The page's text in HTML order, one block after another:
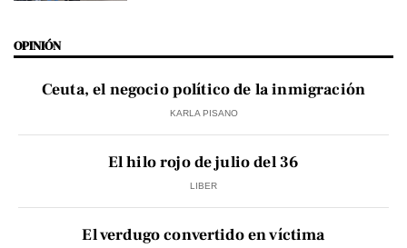
OPINIÓN
Ceuta, el negocio político de la inmigración
KARLA PISANO
El hilo rojo de julio del 36
LIBER
El verdugo convertido en víctima